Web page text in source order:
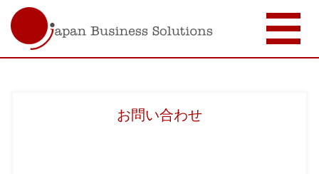
メ
お問い合わせ